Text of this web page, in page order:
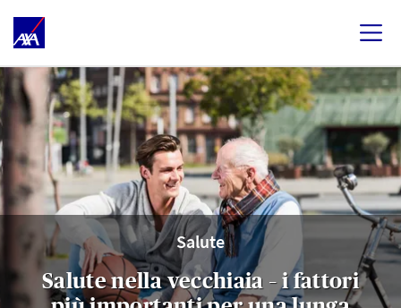
Salute
Salute nella vecchiaia – i fattori